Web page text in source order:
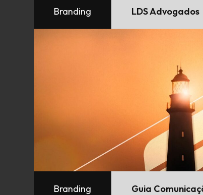
Branding LDS Advogados
Branding Guia